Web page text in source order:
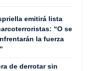
emitirá lista
“O se
la fuerza
de derrotar sin